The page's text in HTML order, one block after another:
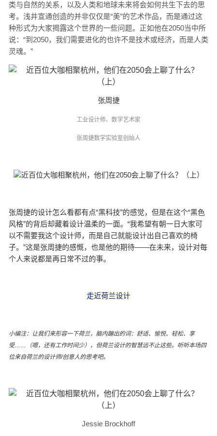
类与自然的关系，以及人类和地球未来将会如何共生下去的思
考。 浅井宣通创造的并非仅仅是“美”的艺术作品，而是通过这
种形式为大家揭露这个世界的一些问题。
正如他在2050当中所
说： “到2050，我们需要进化的也许不是技术或经济，而是人类
灵魂。”
张周捷
工业设计师、数字艺术家
张周捷数字实验室创始人
张周捷的设计怎么看都有点“黑科技”的感觉，但是在这个“黑色
风格”的背后却藏着设计温柔的一面。 “我希望有朝一日大家可
以不需要我这个设计师，而是自己就能设计出自己喜欢的椅
子。”这是张周捷的感慨，也是他的期待——在未来，设计对每
个人来说都是再日常不过的事。
走近荷兰设计
小编注：让我们来形容一下荷兰，脑内蹦出的词：舒适、愉悦、轻松、享
受……（嗯，还有工作时间少），但荷兰设计的智慧远不止这些。听听本场四
位来自荷兰的设计师/创意人的思考吧。
Jessie Brockhoff